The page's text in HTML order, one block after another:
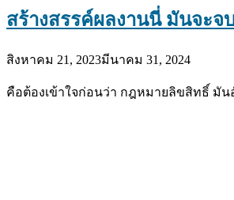
สร้างสรรค์ผลงานนี่ มันจะจบ
สิงหาคม 21, 2023มีนาคม 31, 2024
คือต้องเข้าใจก่อนว่า กฎหมายลิขสิทธิ์ มั